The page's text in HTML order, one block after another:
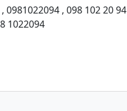
, 0981022094 , 098 102 20 94
1022094